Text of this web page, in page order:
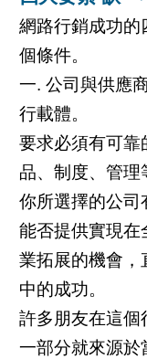
網路行銷成功的
個條件。
一. 公司與供應
行載體。
要求必須有可靠
品、制度、管理
你所選擇的公司
能否提供實現在
業拓展的機會，
中的成功。
許多朋友在這個
一部分就來源於